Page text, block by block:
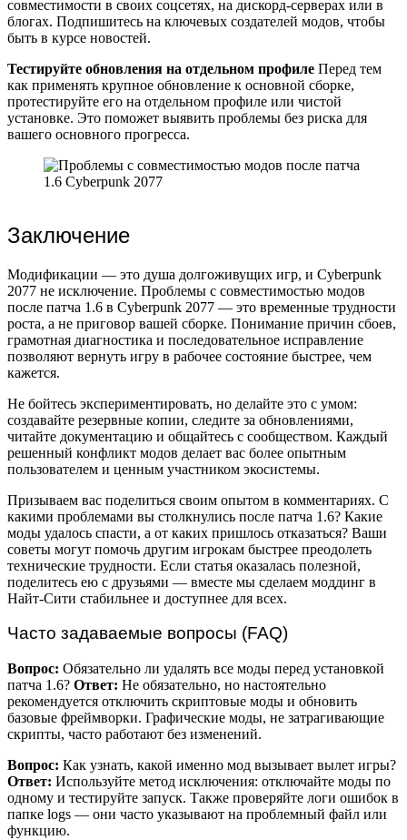
совместимости в своих соцсетях, на дискорд-серверах или в
блогах. Подпишитесь на ключевых создателей модов, чтобы
быть в курсе новостей.
Тестируйте обновления на отдельном профиле Перед тем
как применять крупное обновление к основной сборке,
протестируйте его на отдельном профиле или чистой
установке. Это поможет выявить проблемы без риска для
вашего основного прогресса.
Заключение
Модификации — это душа долгоживущих игр, и Cyberpunk
2077 не исключение. Проблемы с совместимостью модов
после патча 1.6 в Cyberpunk 2077 — это временные трудности
роста, а не приговор вашей сборке. Понимание причин сбоев,
грамотная диагностика и последовательное исправление
позволяют вернуть игру в рабочее состояние быстрее, чем
кажется.
Не бойтесь экспериментировать, но делайте это с умом:
создавайте резервные копии, следите за обновлениями,
читайте документацию и общайтесь с сообществом. Каждый
решенный конфликт модов делает вас более опытным
пользователем и ценным участником экосистемы.
Призываем вас поделиться своим опытом в комментариях. С
какими проблемами вы столкнулись после патча 1.6? Какие
моды удалось спасти, а от каких пришлось отказаться? Ваши
советы могут помочь другим игрокам быстрее преодолеть
технические трудности. Если статья оказалась полезной,
поделитесь ею с друзьями — вместе мы сделаем моддинг в
Найт-Сити стабильнее и доступнее для всех.
Часто задаваемые вопросы (FAQ)
Вопрос: Обязательно ли удалять все моды перед установкой
патча 1.6? Ответ: Не обязательно, но настоятельно
рекомендуется отключить скриптовые моды и обновить
базовые фреймворки. Графические моды, не затрагивающие
скрипты, часто работают без изменений.
Вопрос: Как узнать, какой именно мод вызывает вылет игры?
Ответ: Используйте метод исключения: отключайте моды по
одному и тестируйте запуск. Также проверяйте логи ошибок в
папке logs — они часто указывают на проблемный файл или
функцию.